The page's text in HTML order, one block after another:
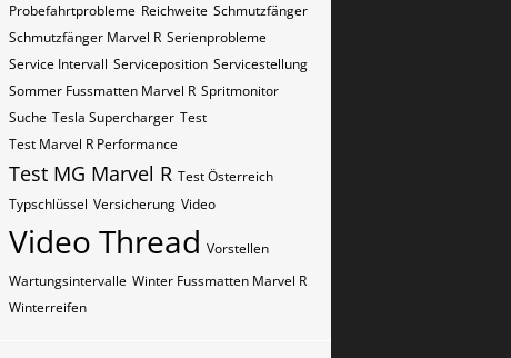
Probefahrtprobleme Reichweite Schmutzfänger
Schmutzfänger Marvel R Serienprobleme
Service Intervall Serviceposition Servicestellung
Sommer Fussmatten Marvel R Spritmonitor
Suche Tesla Supercharger Test
Test Marvel R Performance
Test MG Marvel R Test Österreich
Typschlüssel Versicherung Video
Video Thread Vorstellen
Wartungsintervalle Winter Fussmatten Marvel R
Winterreifen